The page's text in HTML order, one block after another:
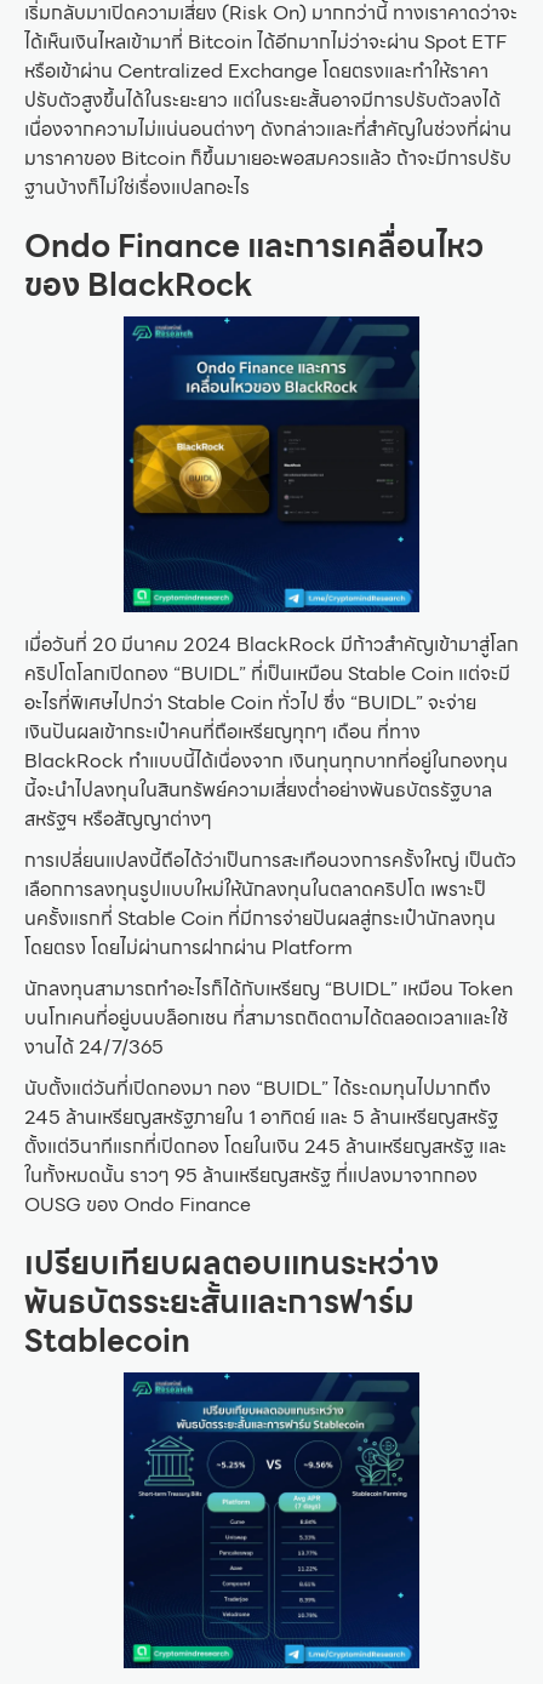
เริ่มกลับมาเปิดความเสี่ยง (Risk On) มากกว่านี้ ทางเราคาดว่าจะ
ได้เห็นเงินไหลเข้ามาที่ Bitcoin ได้อีกมากไม่ว่าจะผ่าน Spot ETF
หรือเข้าผ่าน Centralized Exchange โดยตรงและทำให้ราคา
ปรับตัวสูงขึ้นได้ในระยะยาว แต่ในระยะสั้นอาจมีการปรับตัวลงได้
เนื่องจากความไม่แน่นอนต่างๆ ดังกล่าวและที่สำคัญในช่วงที่ผ่าน
มาราคาของ Bitcoin ก็ขึ้นมาเยอะพอสมควรแล้ว ถ้าจะมีการปรับ
ฐานบ้างก็ไม่ใช่เรื่องแปลกอะไร
Ondo Finance และการเคลื่อนไหว
ของ BlackRock
เมื่อวันที่ 20 มีนาคม 2024 BlackRock มีก้าวสำคัญเข้ามาสู่โลก
คริปโตโลกเปิดกอง “BUIDL” ที่เป็นเหมือน Stable Coin แต่จะมี
อะไรที่พิเศษไปกว่า Stable Coin ทั่วไป ซึ่ง “BUIDL” จะจ่าย
เงินปันผลเข้ากระเป๋าคนที่ถือเหรียญทุกๆ เดือน ที่ทาง
BlackRock ทำแบบนี้ได้เนื่องจาก เงินทุนทุกบาทที่อยู่ในกองทุน
นี้จะนำไปลงทุนในสินทรัพย์ความเสี่ยงต่ำอย่างพันธบัตรรัฐบาล
สหรัฐฯ หรือสัญญาต่างๆ
การเปลี่ยนแปลงนี้ถือได้ว่าเป็นการสะเทือนวงการครั้งใหญ่ เป็นตัว
เลือกการลงทุนรูปแบบใหม่ให้นักลงทุนในตลาดคริปโต เพราะป็
นครั้งแรกที่ Stable Coin ที่มีการจ่ายปันผลสู่กระเป๋านักลงทุน
โดยตรง โดยไม่ผ่านการฝากผ่าน Platform
นักลงทุนสามารถทำอะไรก็ได้กับเหรียญ “BUIDL” เหมือน Token
บนโทเคนที่อยู่บนบล็อกเชน ที่สามารถติดตามได้ตลอดเวลาและใช้
งานได้ 24/7/365
นับตั้งแต่วันที่เปิดกองมา กอง “BUIDL” ได้ระดมทุนไปมากถึง
245 ล้านเหรียญสหรัฐภายใน 1 อาทิตย์ และ 5 ล้านเหรียญสหรัฐ
ตั้งแต่วินาทีแรกที่เปิดกอง โดยในเงิน 245 ล้านเหรียญสหรัฐ และ
ในทั้งหมดนั้น ราวๆ 95 ล้านเหรียญสหรัฐ ที่แปลงมาจากกอง
OUSG ของ Ondo Finance
เปรียบเทียบผลตอบแทนระหว่าง
พันธบัตรระยะสั้นและการฟาร์ม
Stablecoin